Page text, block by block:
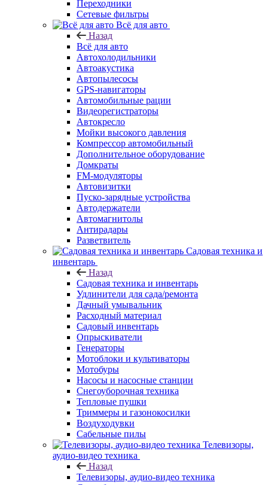
Переходники
Сетевые фильтры
Всё для авто
Назад
Всё для авто
Автохолодильники
Автоакустика
Автопылесосы
GPS-навигаторы
Автомобильные рации
Видеорегистраторы
Автокресло
Мойки высокого давления
Компрессор автомобильный
Дополнительное оборудование
Домкраты
FM-модуляторы
Автовизитки
Пуско-зарядные устройства
Автодержатели
Автомагнитолы
Антирадары
Разветвитель
Садовая техника и
инвентарь
Назад
Садовая техника и инвентарь
Удлинители для сада/ремонта
Дачный умывальник
Расходный материал
Садовый инвентарь
Опрыскиватели
Генераторы
Мотоблоки и культиваторы
Мотобуры
Насосы и насосные станции
Снегоуборочная техника
Тепловые пушки
Триммеры и газонокосилки
Воздуходувки
Сабельные пилы
Телевизоры,
аудио-видео техника
Назад
Телевизоры, аудио-видео техника